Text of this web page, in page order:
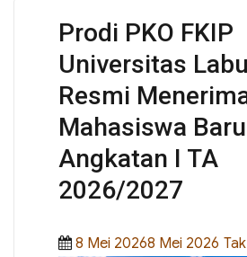
Prodi PKO FKIP
Universitas
Resmi
Mahasiswa Baru
Angkatan I TA
2026/2027
Posted
8 Mei 20268 Mei 2026